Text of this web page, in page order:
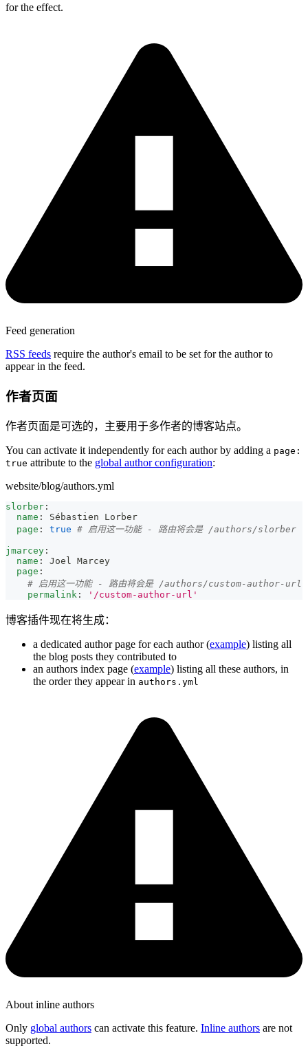
for the effect.
Feed generation
RSS feeds require the author's email to be set for the author to
appear in the feed.
作者页面
作者页面是可选的，主要用于多作者的博客站点。
You can activate it independently for each author by adding a page:
true attribute to the global author configuration:
website/blog/authors.yml
slorber :
name :
Sébastien Lorber
page : true # 启用这一功能 - 路由将会是 /authors/slorber
jmarcey :
name :
Joel Marcey
page :
# 启用这一功能 - 路由将会是 /authors/custom-author-url
permalink : '/custom-author-url'
博客插件现在将生成：
a dedicated author page for each author (example) listing all
the blog posts they contributed to
an authors index page (example) listing all these authors, in
the order they appear in authors.yml
About inline authors
Only global authors can activate this feature. Inline authors are not
supported.